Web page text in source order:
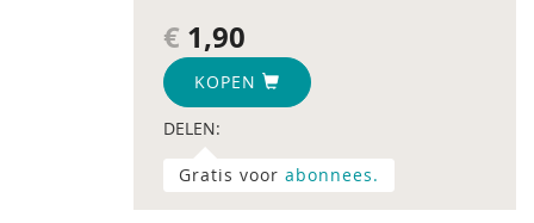
€ 1,90
KOPEN
DELEN:
Gratis voor abonnees.